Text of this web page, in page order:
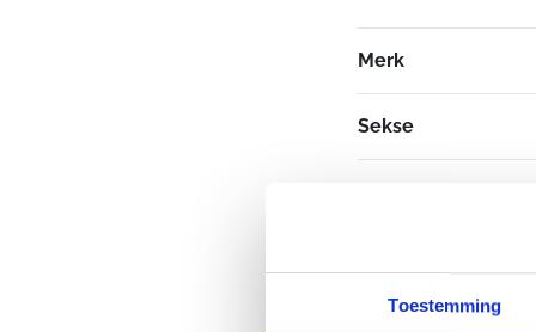
Toestemming
Merk
Sekse